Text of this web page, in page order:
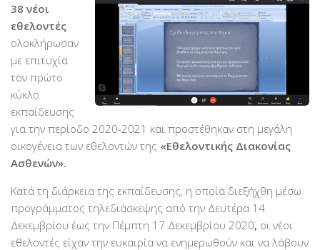
Υποστήριξη
Εποπτεία
Ομάδες Στήριξης
Μικρές ιστορίες
Στήριξέ μας
Με τραπεζική κατάθεση
PayPal
Δράσεις
Τομείς
38 νέοι
εθελοντές
ολοκλήρωσαν
με επιτυχία
τον πρώτο
κύκλο
εκπαίδευσης
για την περίοδο 2020-2021 και προστέθηκαν στη μεγάλη
οικογένεια των εθελοντών της «Εθελοντικής Διακονίας
Ασθενών».
Κατά τη διάρκεια της εκπαίδευσης, η οποία διεξήχθη μέσω
προγράμματος τηλεδιάσκεψης από την Δευτέρα 14
Δεκεμβρίου έως την Πέμπτη 17 Δεκεμβρίου 2020, οι νέοι
εθελοντές είχαν την ευκαιρία να ενημερωθούν και να λάβουν